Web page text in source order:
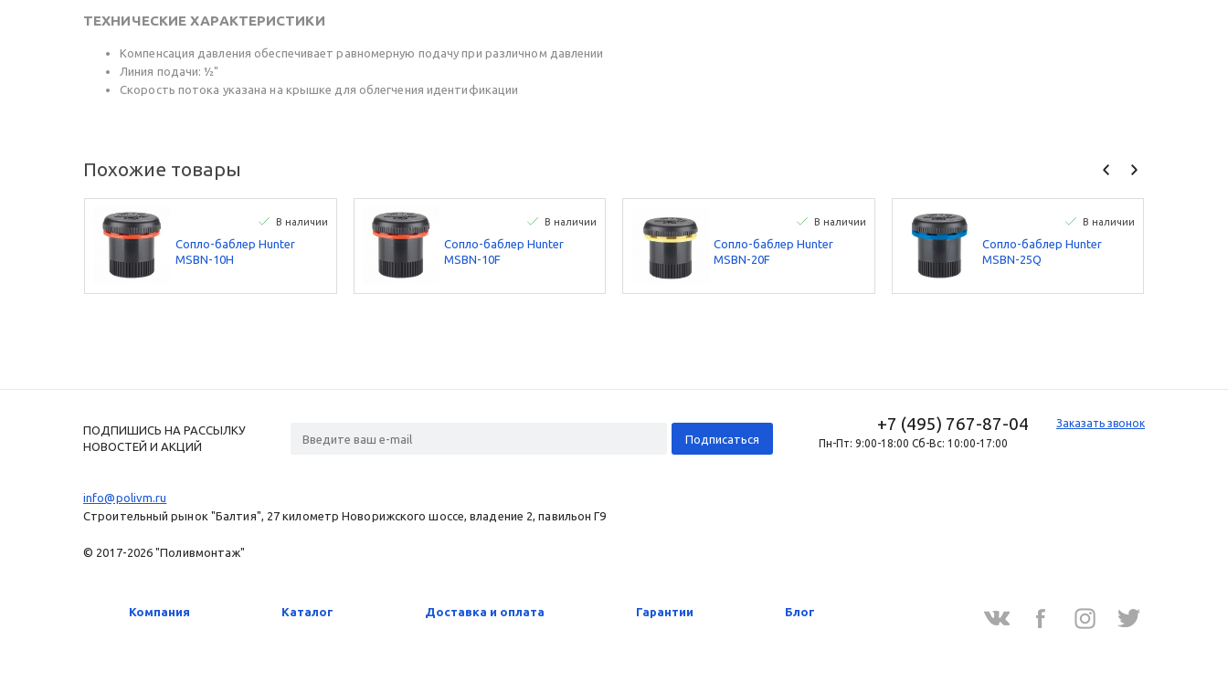
ТЕХНИЧЕСКИЕ ХАРАКТЕРИСТИКИ
Компенсация давления обеспечивает равномерную подачу при различном давлении
Линия подачи: ½"
Скорость потока указана на крышке для облегчения идентификации
Похожие товары
В наличии
Сопло-баблер Hunter
MSBN-10H
В наличии
Сопло-баблер Hunter
MSBN-10F
В наличии
Сопло-баблер Hunter
MSBN-20F
В наличии
Сопло-баблер Hunter
MSBN-25Q
ПОДПИШИСЬ НА РАССЫЛКУ
НОВОСТЕЙ И АКЦИЙ
+7 (495) 767-87-04
Заказать звонок
Пн-Пт: 9:00-18:00 Сб-Вс: 10:00-17:00
info@polivm.ru
Строительный рынок "Балтия", 27 километр Новорижского шоссе, владение 2, павильон Г9
© 2017-2026 "Поливмонтаж"
Компания Каталог Доставка и оплата Гарантии Блог